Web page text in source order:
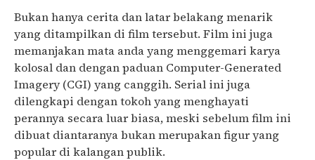
Bukan hanya cerita dan latar belakang menarik
yang ditampilkan di film tersebut. Film ini juga
memanjakan mata anda yang menggemari karya
kolosal dan dengan paduan Computer-Generated
Imagery (CGI) yang canggih. Serial ini juga
dilengkapi dengan tokoh yang menghayati
perannya secara luar biasa, meski sebelum film ini
dibuat diantaranya bukan merupakan figur yang
popular di kalangan publik.